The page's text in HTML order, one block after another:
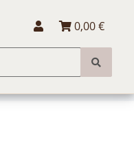
0,00 €